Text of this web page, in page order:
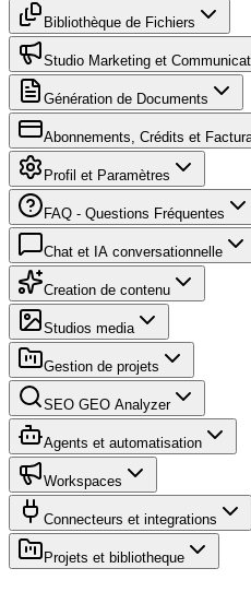
Bibliothèque de Fichiers
Studio Marketing et
Génération de Documents
Abonnements, Crédits et
Profil et Paramètres
FAQ - Questions Fréquentes
Chat et IA conversationnelle
Creation de contenu
Studios media
Gestion de projets
SEO GEO Analyzer
Agents et automatisation
Workspaces
Connecteurs et integrations
Projets et bibliotheque